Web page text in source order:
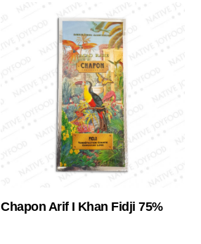
Chapon Arif I Khan Fidji 75%